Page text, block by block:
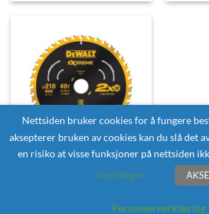
TILBEHØR
32 PRODUKTER
Nettsiden bruker cookies for å fungere
aksepterer bruken av cookies kan du slå det
en risiko at visse funksjoner på nettsiden
Innstillinger
Personvernerklæring